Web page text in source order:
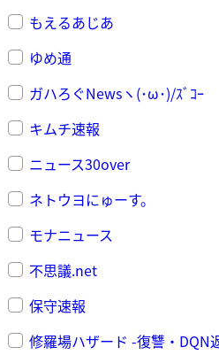
もえるあじあ
ゆめ通
ガハろぐNewsヽ(･ω･)/ｽﾞｺｰ
キムチ速報
ニュース30over
ネトウヨにゅーす。
モナニュース
不思議.net
保守速報
修羅場ハザード -復讐・DQN